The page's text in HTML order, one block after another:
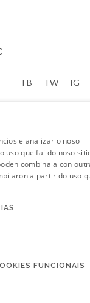
FB TW IG
e analizar o noso
uso que fai do noso
combinala con
a partir do uso
FUNCIONAIS